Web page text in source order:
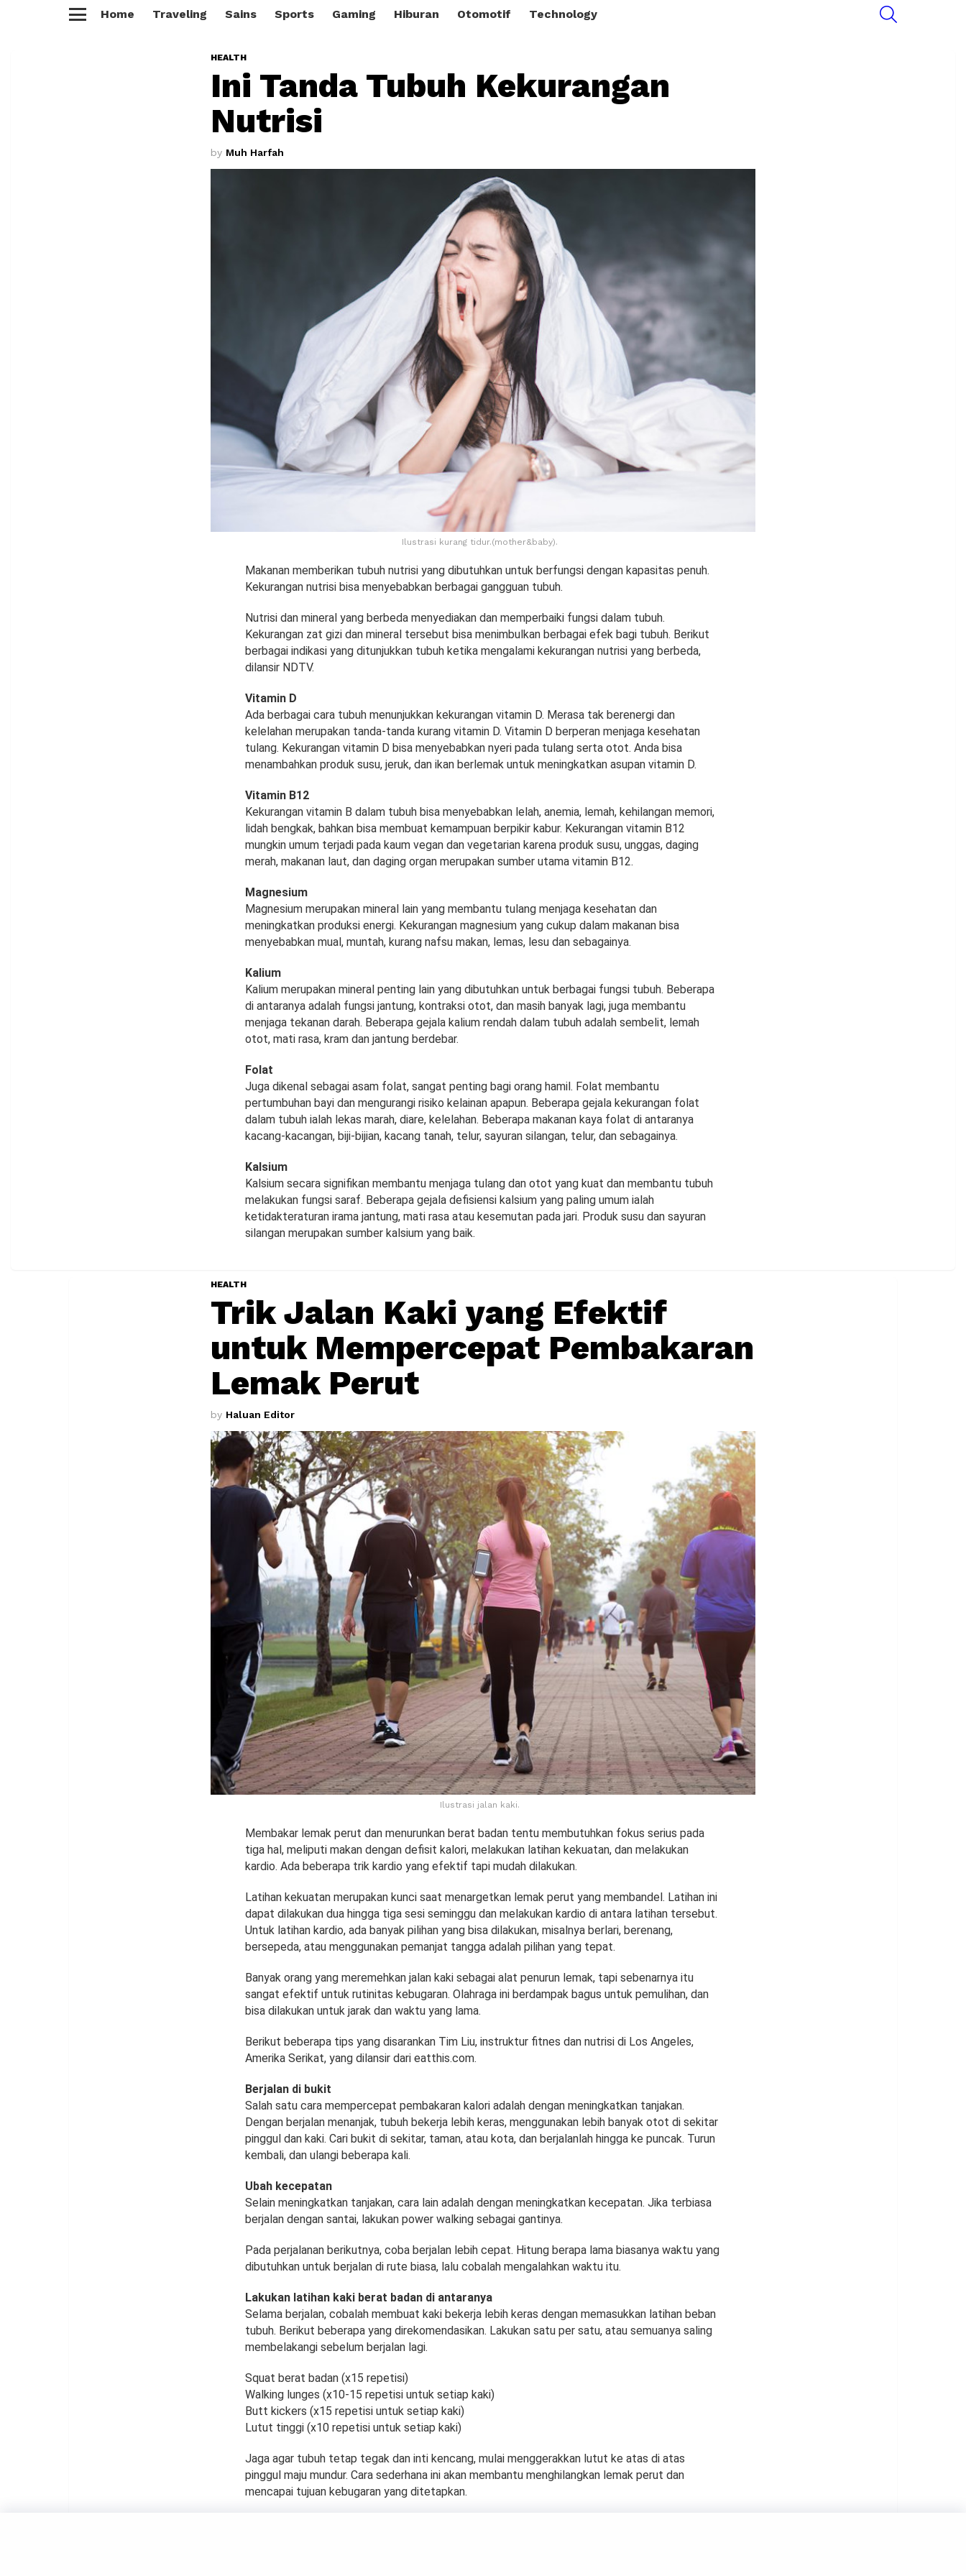
Home Traveling Sains Sports Gaming Hiburan Otomotif Technology
HEALTH
Ini Tanda Tubuh Kekurangan
Nutrisi
by Muh Harfah
Ilustrasi kurang tidur.(mother&baby).
Makanan memberikan tubuh nutrisi yang dibutuhkan untuk berfungsi dengan kapasitas penuh.
Kekurangan nutrisi bisa menyebabkan berbagai gangguan tubuh.
Nutrisi dan mineral yang berbeda menyediakan dan memperbaiki fungsi dalam tubuh.
Kekurangan zat gizi dan mineral tersebut bisa menimbulkan berbagai efek bagi tubuh. Berikut
berbagai indikasi yang ditunjukkan tubuh ketika mengalami kekurangan nutrisi yang berbeda,
dilansir NDTV.
Vitamin D
Ada berbagai cara tubuh menunjukkan kekurangan vitamin D. Merasa tak berenergi dan
kelelahan merupakan tanda-tanda kurang vitamin D. Vitamin D berperan menjaga kesehatan
tulang. Kekurangan vitamin D bisa menyebabkan nyeri pada tulang serta otot. Anda bisa
menambahkan produk susu, jeruk, dan ikan berlemak untuk meningkatkan asupan vitamin D.
Vitamin B12
Kekurangan vitamin B dalam tubuh bisa menyebabkan lelah, anemia, lemah, kehilangan memori,
lidah bengkak, bahkan bisa membuat kemampuan berpikir kabur. Kekurangan vitamin B12
mungkin umum terjadi pada kaum vegan dan vegetarian karena produk susu, unggas, daging
merah, makanan laut, dan daging organ merupakan sumber utama vitamin B12.
Magnesium
Magnesium merupakan mineral lain yang membantu tulang menjaga kesehatan dan
meningkatkan produksi energi. Kekurangan magnesium yang cukup dalam makanan bisa
menyebabkan mual, muntah, kurang nafsu makan, lemas, lesu dan sebagainya.
Kalium
Kalium merupakan mineral penting lain yang dibutuhkan untuk berbagai fungsi tubuh. Beberapa
di antaranya adalah fungsi jantung, kontraksi otot, dan masih banyak lagi, juga membantu
menjaga tekanan darah. Beberapa gejala kalium rendah dalam tubuh adalah sembelit, lemah
otot, mati rasa, kram dan jantung berdebar.
Folat
Juga dikenal sebagai asam folat, sangat penting bagi orang hamil. Folat membantu
pertumbuhan bayi dan mengurangi risiko kelainan apapun. Beberapa gejala kekurangan folat
dalam tubuh ialah lekas marah, diare, kelelahan. Beberapa makanan kaya folat di antaranya
kacang-kacangan, biji-bijian, kacang tanah, telur, sayuran silangan, telur, dan sebagainya.
Kalsium
Kalsium secara signifikan membantu menjaga tulang dan otot yang kuat dan membantu tubuh
melakukan fungsi saraf. Beberapa gejala defisiensi kalsium yang paling umum ialah
ketidakteraturan irama jantung, mati rasa atau kesemutan pada jari. Produk susu dan sayuran
silangan merupakan sumber kalsium yang baik.
HEALTH
Trik Jalan Kaki yang Efektif
untuk Mempercepat Pembakaran
Lemak Perut
by Haluan Editor
Ilustrasi jalan kaki.
Membakar lemak perut dan menurunkan berat badan tentu membutuhkan fokus serius pada
tiga hal, meliputi makan dengan defisit kalori, melakukan latihan kekuatan, dan melakukan
kardio. Ada beberapa trik kardio yang efektif tapi mudah dilakukan.
Latihan kekuatan merupakan kunci saat menargetkan lemak perut yang membandel. Latihan ini
dapat dilakukan dua hingga tiga sesi seminggu dan melakukan kardio di antara latihan tersebut.
Untuk latihan kardio, ada banyak pilihan yang bisa dilakukan, misalnya berlari, berenang,
bersepeda, atau menggunakan pemanjat tangga adalah pilihan yang tepat.
Banyak orang yang meremehkan jalan kaki sebagai alat penurun lemak, tapi sebenarnya itu
sangat efektif untuk rutinitas kebugaran. Olahraga ini berdampak bagus untuk pemulihan, dan
bisa dilakukan untuk jarak dan waktu yang lama.
Berikut beberapa tips yang disarankan Tim Liu, instruktur fitnes dan nutrisi di Los Angeles,
Amerika Serikat, yang dilansir dari eatthis.com.
Berjalan di bukit
Salah satu cara mempercepat pembakaran kalori adalah dengan meningkatkan tanjakan.
Dengan berjalan menanjak, tubuh bekerja lebih keras, menggunakan lebih banyak otot di sekitar
pinggul dan kaki. Cari bukit di sekitar, taman, atau kota, dan berjalanlah hingga ke puncak. Turun
kembali, dan ulangi beberapa kali.
Ubah kecepatan
Selain meningkatkan tanjakan, cara lain adalah dengan meningkatkan kecepatan. Jika terbiasa
berjalan dengan santai, lakukan power walking sebagai gantinya.
Pada perjalanan berikutnya, coba berjalan lebih cepat. Hitung berapa lama biasanya waktu yang
dibutuhkan untuk berjalan di rute biasa, lalu cobalah mengalahkan waktu itu.
Lakukan latihan kaki berat badan di antaranya
Selama berjalan, cobalah membuat kaki bekerja lebih keras dengan memasukkan latihan beban
tubuh. Berikut beberapa yang direkomendasikan. Lakukan satu per satu, atau semuanya saling
membelakangi sebelum berjalan lagi.
Squat berat badan (x15 repetisi)
Walking lunges (x10-15 repetisi untuk setiap kaki)
Butt kickers (x15 repetisi untuk setiap kaki)
Lutut tinggi (x10 repetisi untuk setiap kaki)
Jaga agar tubuh tetap tegak dan inti kencang, mulai menggerakkan lutut ke atas di atas
pinggul maju mundur. Cara sederhana ini akan membantu menghilangkan lemak perut dan
mencapai tujuan kebugaran yang ditetapkan.